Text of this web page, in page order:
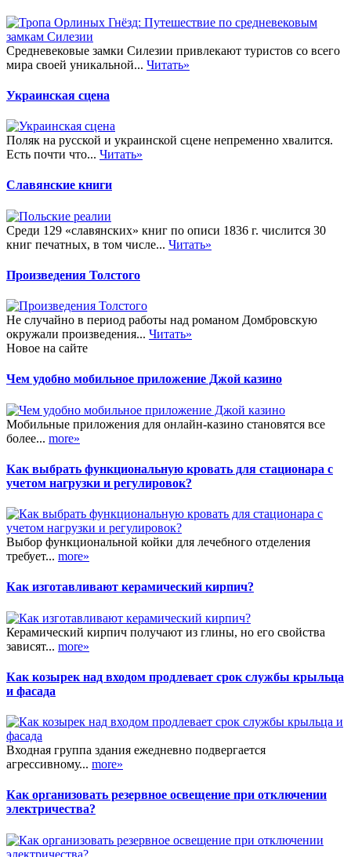
Средневековые замки Силезии привлекают туристов со всего
мира своей уникальной... Читать»
Украинская сцена
Поляк на русской и украинской сцене непременно хвалится.
Есть почти что... Читать»
Славянские книги
Среди 129 «славянских» книг по описи 1836 г. числится 30
книг печатных, в том числе... Читать»
Произведения Толстого
Не случайно в период работы над романом Домбровскую
окружали произведения... Читать»
Новое на сайте
Чем удобно мобильное приложение Джой казино
Мобильные приложения для онлайн-казино становятся все
более... more»
Как выбрать функциональную кровать для стационара с
учетом нагрузки и регулировок?
Выбор функциональной койки для лечебного отделения
требует... more»
Как изготавливают керамический кирпич?
Керамический кирпич получают из глины, но его свойства
зависят... more»
Как козырек над входом продлевает срок службы крыльца
и фасада
Входная группа здания ежедневно подвергается
агрессивному... more»
Как организовать резервное освещение при отключении
электричества?